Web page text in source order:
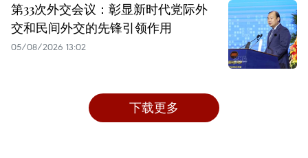
第33次外交会议：彰显新时代党际外
交和民间外交的先锋引领作用
05/08/2026 13:02
下载更多